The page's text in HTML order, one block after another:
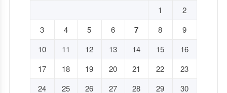
1
2
3
4 5 6 7 8
9
10
11 12 13 14 15
16
17
18 19 20 21 22
23
24
25 26 27 28 29
30